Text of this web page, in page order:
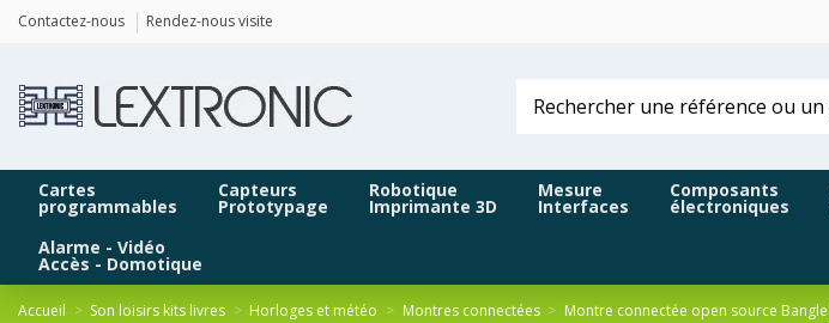
Contactez-nous Rendez-nous visite
Cartes
programmables
Capteurs
Prototypage
Robotique
Imprimante 3D
Mesure
Interfaces
Composants
électroniques
Alarme - Vidéo
Accès - Domotique
Accueil Son loisirs kits livres Horloges et météo Montres connectées Montre connectée open source
Panneau de gestion des cookies